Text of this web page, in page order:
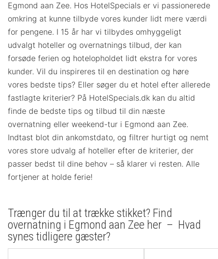
Egmond aan Zee. Hos HotelSpecials er vi passionerede
omkring at kunne tilbyde vores kunder lidt mere værdi
for pengene. I 15 år har vi tilbydes omhyggeligt
udvalgt hoteller og overnatnings tilbud, der kan
forsøde ferien og hotelopholdet lidt ekstra for vores
kunder. Vil du inspireres til en destination og høre
vores bedste tips? Eller søger du et hotel efter allerede
fastlagte kriterier? På HotelSpecials.dk kan du altid
finde de bedste tips og tilbud til din næste
overnatning eller weekend-tur i Egmond aan Zee.
Indtast blot din ankomstdato, og filtrer hurtigt og nemt
vores store udvalg af hoteller efter de kriterier, der
passer bedst til dine behov – så klarer vi resten. Alle
fortjener at holde ferie!
Trænger du til at trække stikket? Find
overnatning i Egmond aan Zee her – Hvad
synes tidligere gæster?